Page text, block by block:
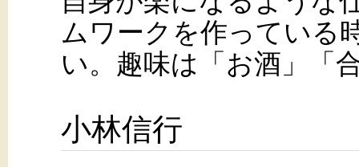
ムワークを作っている
い。趣味は「お酒」「
小林信行